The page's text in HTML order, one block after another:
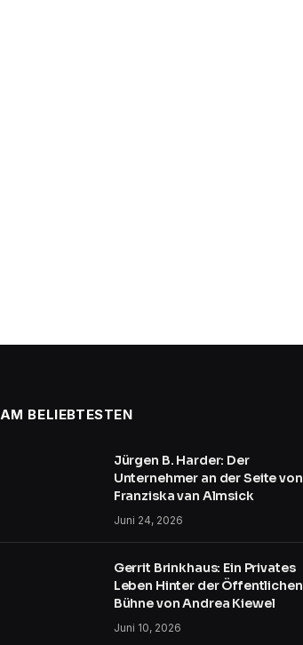
AM BELIEBTESTEN
Jürgen B. Harder: Der
Unternehmer an der Seite von
Franziska van Almsick
Juni 24, 2026
Gerrit Brinkhaus: Ein Privates
Leben Hinter der Öffentlichen
Bühne von Andrea Kiewel
Juni 10, 2026